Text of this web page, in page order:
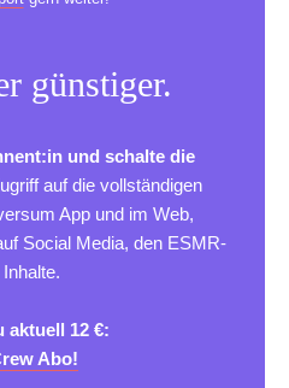
günstiger.
und schalte die
auf die vollständigen
App und im Web,
Social Media, den ESMR-
aktuell 12 €:
Abo!